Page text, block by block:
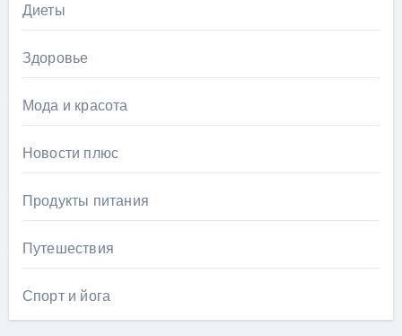
Диеты
Здоровье
Мода и красота
Новости плюс
Продукты питания
Путешествия
Спорт и йога